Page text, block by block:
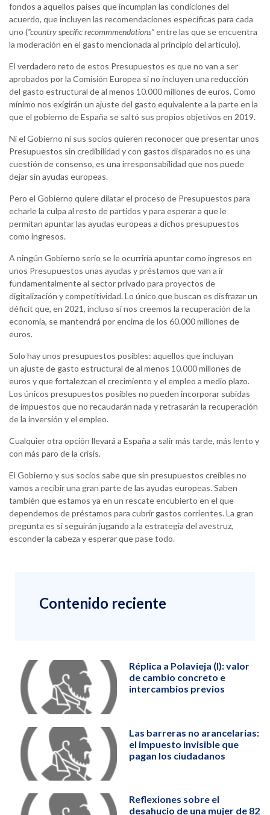
fondos a aquellos países que incumplan las condiciones del
acuerdo, que incluyen las recomendaciones específicas para cada
uno (“country specific recommmendations”entre las que se encuentra
la moderación en el gasto mencionada al principio del artículo).
El verdadero reto de estos Presupuestos es que no van a ser
aprobados por la Comisión Europea si no incluyen una reducción
del gasto estructural de al menos 10.000 millones de euros. Como
mínimo nos exigirán un ajuste del gasto equivalente a la parte en la
que el gobierno de España se saltó sus propios objetivos en 2019.
Ni el Gobierno ni sus socios quieren reconocer que presentar unos
Presupuestos sin credibilidad y con gastos disparados no es una
cuestión de consenso, es una irresponsabilidad que nos puede
dejar sin ayudas europeas.
Pero el Gobierno quiere dilatar el proceso de Presupuestos para
echarle la culpa al resto de partidos y para esperar a que le
permitan apuntar las ayudas europeas a dichos presupuestos
como ingresos.
A ningún Gobierno serio se le ocurriría apuntar como ingresos en
unos Presupuestos unas ayudas y préstamos que van a ir
fundamentalmente al sector privado para proyectos de
digitalización y competitividad. Lo único que buscan es disfrazar un
déficit que, en 2021, incluso si nos creemos la recuperación de la
economía, se mantendrá por encima de los 60.000 millones de
euros.
Solo hay unos presupuestos posibles: aquellos que incluyan
un ajuste de gasto estructural de al menos 10.000 millones de
euros y que fortalezcan el crecimiento y el empleo a medio plazo.
Los únicos presupuestos posibles no pueden incorporar subidas
de impuestos que no recaudarán nada y retrasarán la recuperación
de la inversión y el empleo.
Cualquier otra opción llevará a España a salir más tarde, más lento y
con más paro de la crisis.
El Gobierno y sus socios sabe que sin presupuestos creíbles no
vamos a recibir una gran parte de las ayudas europeas. Saben
también que estamos ya en un rescate encubierto en el que
dependemos de préstamos para cubrir gastos corrientes. La gran
pregunta es si seguirán jugando a la estrategia del avestruz,
esconder la cabeza y esperar que pase todo.
Contenido reciente
Réplica a Polavieja (I): valor
de cambio concreto e
intercambios previos
Las barreras no arancelarias:
el impuesto invisible que
pagan los ciudadanos
Reflexiones sobre el
desahucio de una mujer de 82